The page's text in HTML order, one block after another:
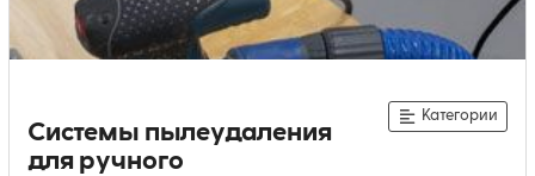
Системы пылеудаления
для ручного
Категории